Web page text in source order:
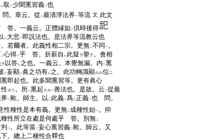
レ取 二 少聞熏習義一也
問。章云。從 二最清淨法界一等流 文 此文
答。一義云。正體縁如 二倶時後得
二 大悲一即説法也。是法界等流教云也
若爾者。此義性相二宗。更無二不同 一。
二心得一乎 答。折薪自 レ此疑 ヲ擧テ。會相
ヲ 以答レ之也。一義云。本覺無漏。内 二熏
レ妄顯レ眞之功有レ之。此功轉識顯ルル位ニ
即起也。此多聞熏習等。更有眞心
ヨリ 。所二熏起 スル一善法也。是故。云 二從最
一歟。師主。以 二 此義一爲二正義一也 問。
性種性是本有義。更無二 成種性始一。抑
種性所立在處是何處乎 答。別無二
一。此等當二妄心熏習義一歟。師云。又
。總上二種性合釋也